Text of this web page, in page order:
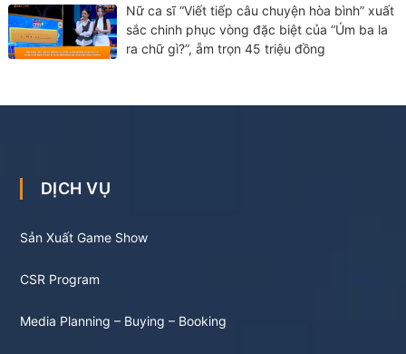
Nữ ca sĩ “Viết tiếp câu chuyện hòa bình” xuất
sắc chinh phục vòng đặc biệt của “Úm ba la
ra chữ gì?”, ẵm trọn 45 triệu đồng
DỊCH VỤ
Sản Xuất Game Show
CSR Program
Media Planning – Buying – Booking